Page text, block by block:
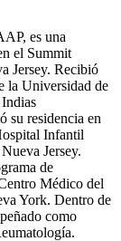
es una
el Summit
Jersey. Recibió
la Universidad de
su residencia en
Infantil
Jersey.
de
Médico del
York. Dentro de
como
​.